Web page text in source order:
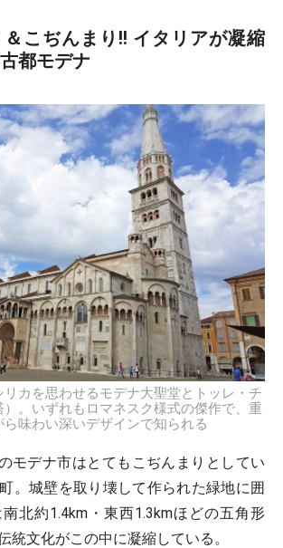
こぢんまり!! イタリアが凝縮
都モデナ
リカを思わせるモデナ大聖堂とトッレ・チ
）。いずれもロマネスク様式の傑作で、重
味わい深いデザインで知られる
モデナ市はとてもこぢんまりとしてい
。城壁を取り壊して作られた緑地に囲
北約1.4km・東西1.3kmほどの五角形
統文化がこの中に凝縮している。